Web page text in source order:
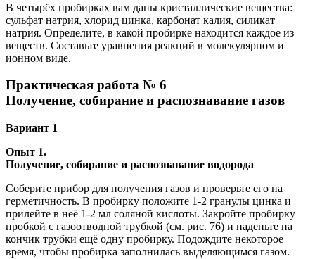
В четырёх пробирках вам даны кристаллические вещества:
сульфат натрия, хлорид цинка, карбонат калия, силикат
натрия. Определите, в какой пробирке находится каждое из
веществ. Составьте уравнения реакций в молекулярном и
ионном виде.
Практическая работа № 6
Получение, собирание и распознавание газов
Вариант 1
Опыт 1.
Получение, собирание и распознавание водорода
Соберите прибор для получения газов и проверьте его на
герметичность. В пробирку положите 1-2 гранулы цинка и
прилейте в неё 1-2 мл соляной кислоты. Закройте пробирку
пробкой с газоотводной трубкой (см. рис. 76) и наденьте на
кончик трубки ещё одну пробирку. Подождите некоторое
время, чтобы пробирка заполнилась выделяющимся газом.